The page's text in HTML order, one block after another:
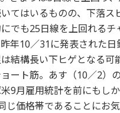
てはいるものの、下落ス
でも25日線を上回れる
昨年10／31に発表された
結構長い下ヒゲとなる
ート筋。あす（10／2）
9月雇用統計を前にもし
じ価格帯であることにお